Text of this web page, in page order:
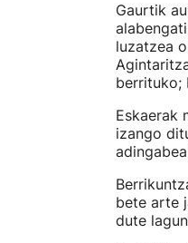
Gaurtik
luzatzea
berrituko;
Eskaerak
izango
bete arte
dute